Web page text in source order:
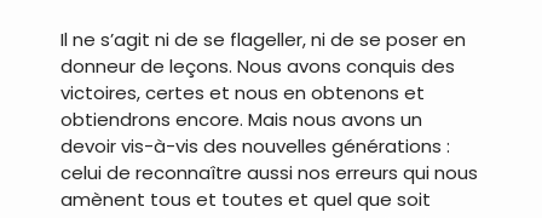
Il ne s’agit ni de se flageller, ni de se poser en
donneur de leçons. Nous avons conquis des
victoires, certes et nous en obtenons et
obtiendrons encore. Mais nous avons un
devoir vis-à-vis des nouvelles générations :
celui de reconnaître aussi nos erreurs qui nous
amènent tous et toutes et quel que soit